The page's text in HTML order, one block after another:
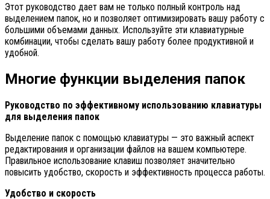
Этот руководство дает вам не только полный контроль над
выделением папок, но и позволяет оптимизировать вашу работу с
большими объемами данных. Используйте эти клавиатурные
комбинации, чтобы сделать вашу работу более продуктивной и
удобной.
Многие функции выделения папок
Руководство по эффективному использованию клавиатуры
для выделения папок
Выделение папок с помощью клавиатуры — это важный аспект
редактирования и организации файлов на вашем компьютере.
Правильное использование клавиш позволяет значительно
повысить удобство, скорость и эффективность процесса работы.
Удобство и скорость